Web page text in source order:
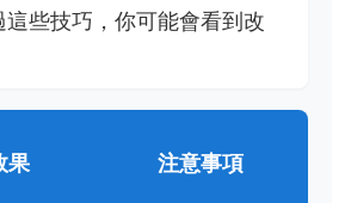
些技巧，你可能會看到改
果 注意事項